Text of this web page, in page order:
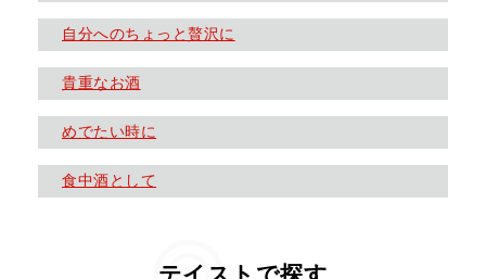
自分へのちょっと贅沢に
貴重なお酒
めでたい時に
食中酒として